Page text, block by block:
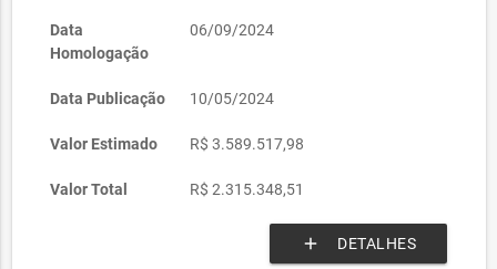
Data
Homologação
06/09/2024
Data Publicação 10/05/2024
Valor Estimado R$ 3.589.517,98
Valor Total R$ 2.315.348,51
add DETALHES